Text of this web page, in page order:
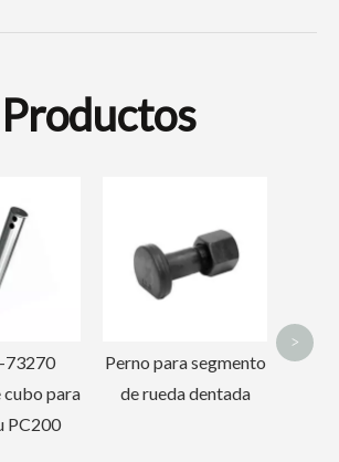
Productos
Track Pernos de
zapata
>